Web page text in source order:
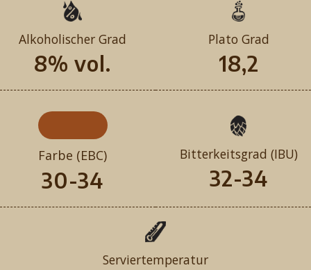
Alkoholischer Grad
8% vol.
Plato Grad
18,2
Farbe (EBC)
30-34
Bitterkeitsgrad (IBU)
32-34
Serviertemperatur